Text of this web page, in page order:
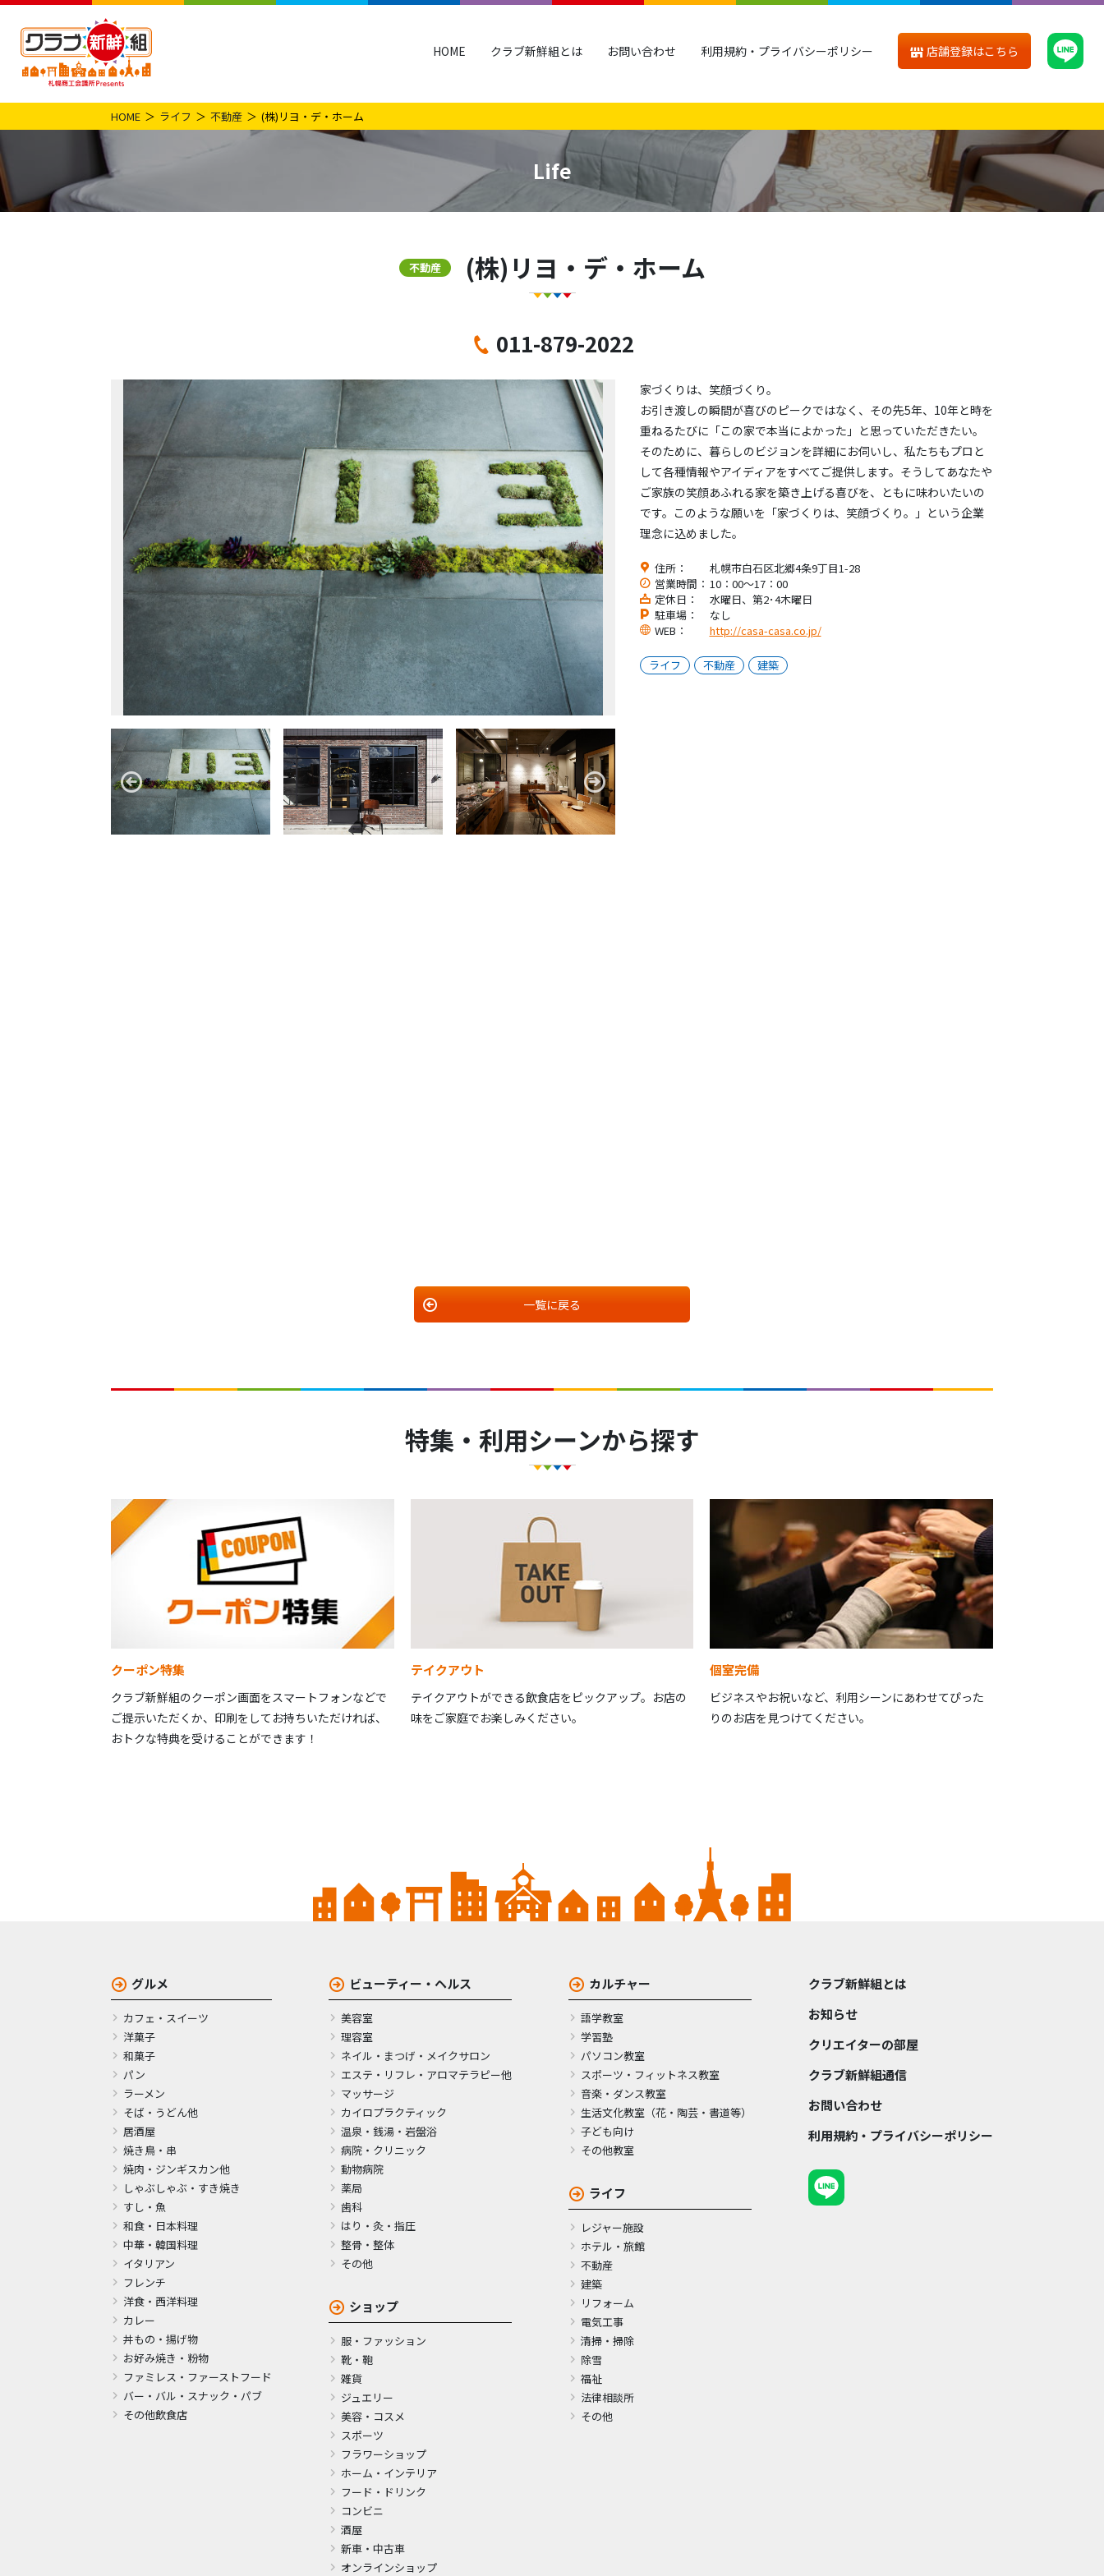
HOME クラブ新鮮組とは お問い合わせ 利用規約・プライバシーポリシー 店舗登録はこちら
HOME ライフ 不動産 (株)リヨ・デ・ホーム
Life
不動産 (株)リヨ・デ・ホーム
011-879-2022
家づくりは、笑顔づくり。
お引き渡しの瞬間が喜びのピークではなく、その先5年、10年と時を
重ねるたびに「この家で本当によかった」と思っていただきたい。
そのために、暮らしのビジョンを詳細にお伺いし、私たちもプロと
して各種情報やアイディアをすべてご提供します。そうしてあなたや
ご家族の笑顔あふれる家を築き上げる喜びを、ともに味わいたいの
です。このような願いを「家づくりは、笑顔づくり。」という企業
理念に込めました。
住所：
札幌市白石区北郷4条9丁目1-28
営業時間： 10：00～17：00
定休日：
水曜日、第2･4木曜日
駐車場：
なし
WEB：
http://casa-casa.co.jp/
ライフ 不動産 建築
一覧に戻る
特集・利用シーンから探す
クーポン特集
クラブ新鮮組のクーポン画面をスマートフォンなどで
ご提示いただくか、印刷をしてお持ちいただければ、
おトクな特典を受けることができます！
テイクアウト
テイクアウトができる飲食店をピックアップ。お店の
味をご家庭でお楽しみください。
個室完備
ビジネスやお祝いなど、利用シーンにあわせてぴった
りのお店を見つけてください。
グルメ
カフェ・スイーツ
洋菓子
和菓子
パン
ラーメン
そば・うどん他
居酒屋
焼き鳥・串
焼肉・ジンギスカン他
しゃぶしゃぶ・すき焼き
すし・魚
和食・日本料理
中華・韓国料理
イタリアン
フレンチ
洋食・西洋料理
カレー
丼もの・揚げ物
お好み焼き・粉物
ファミレス・ファーストフード
バー・バル・スナック・パブ
その他飲食店
ビューティー・ヘルス
美容室
理容室
ネイル・まつげ・メイクサロン
エステ・リフレ・アロマテラピー他
マッサージ
カイロプラクティック
温泉・銭湯・岩盤浴
病院・クリニック
動物病院
薬局
歯科
はり・灸・指圧
整骨・整体
その他
ショップ
服・ファッション
靴・鞄
雑貨
ジュエリー
美容・コスメ
スポーツ
フラワーショップ
ホーム・インテリア
フード・ドリンク
コンビニ
酒屋
新車・中古車
オンラインショップ
カルチャー
語学教室
学習塾
パソコン教室
スポーツ・フィットネス教室
音楽・ダンス教室
生活文化教室（花・陶芸・書道等）
子ども向け
その他教室
ライフ
レジャー施設
ホテル・旅館
不動産
建築
リフォーム
電気工事
清掃・掃除
除雪
福祉
法律相談所
その他
クラブ新鮮組とは
お知らせ
クリエイターの部屋
クラブ新鮮組通信
お問い合わせ
利用規約・プライバシーポリシー